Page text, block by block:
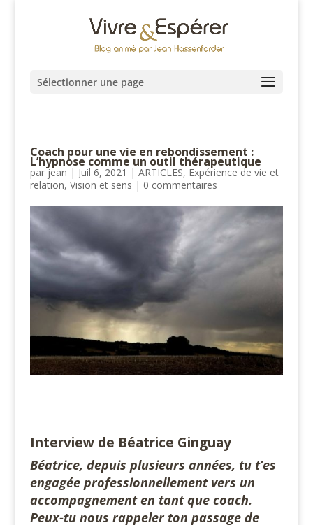
Sélectionner une page
Coach pour une vie en rebondissement :
L’hypnose comme un outil thérapeutique
parjean | Juil 6, 2021 | ARTICLES, Expérience de vie et
relation, Vision et sens | 0 commentaires
Interview de Béatrice Ginguay
Béatrice, depuis plusieurs années, tu t’es
engagée professionnellement vers un
accompagnement en tant que coach.
Peux-tu nous rappeler ton passage de